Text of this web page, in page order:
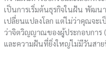
เป็นการเริ่มต้นธุรกิจในฝัน พัฒน
เปลี่ยนแปลงโลก แต่ไม่ว่าคุณจะเ
ว่าจิตวิญญาณของผู้ประกอบการ
และความฝันที่ยิ่งใหญ่ไม่มีวันสา